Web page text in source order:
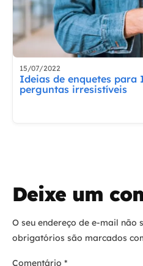
15/07/2022
Ideias de enquetes para
perguntas irresistíveis
Deixe um
O seu endereço de e-mail não
obrigatórios são marcados
Comentário *